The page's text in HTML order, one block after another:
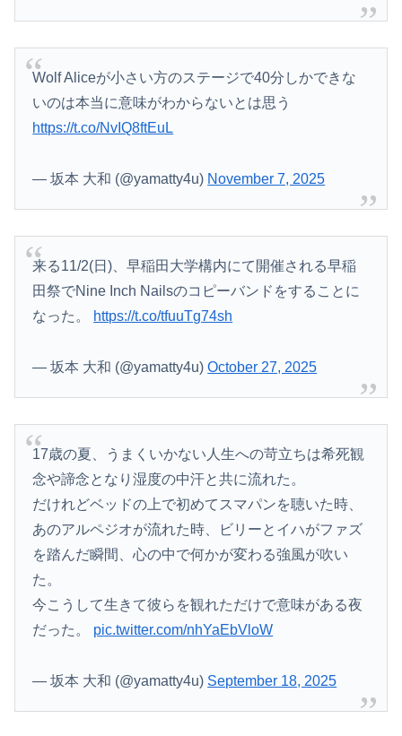
Wolf Aliceが小さい方のステージで40分しかできな
いのは本当に意味がわからないとは思う
https://t.co/NvIQ8ftEuL
— 坂本 大和 (@yamatty4u) November 7, 2025
来る11/2(日)、早稲田大学構内にて開催される早稲
田祭でNine Inch Nailsのコピーバンドをすることに
なった。
https://t.co/tfuuTg74sh
— 坂本 大和 (@yamatty4u)October 27, 2025
17歳の夏、うまくいかない人生への苛立ちは希死観
念や諦念となり湿度の中汗と共に流れた。
だけれどベッドの上で初めてスマパンを聴いた時、
あのアルペジオが流れた時、ビリーとイハがファズ
を踏んだ瞬間、心の中で何かが変わる強風が吹い
た。
今こうして生きて彼らを観れただけで意味がある夜
だった。 pic.twitter.com/nhYaEbVloW
— 坂本 大和 (@yamatty4u) September 18, 2025